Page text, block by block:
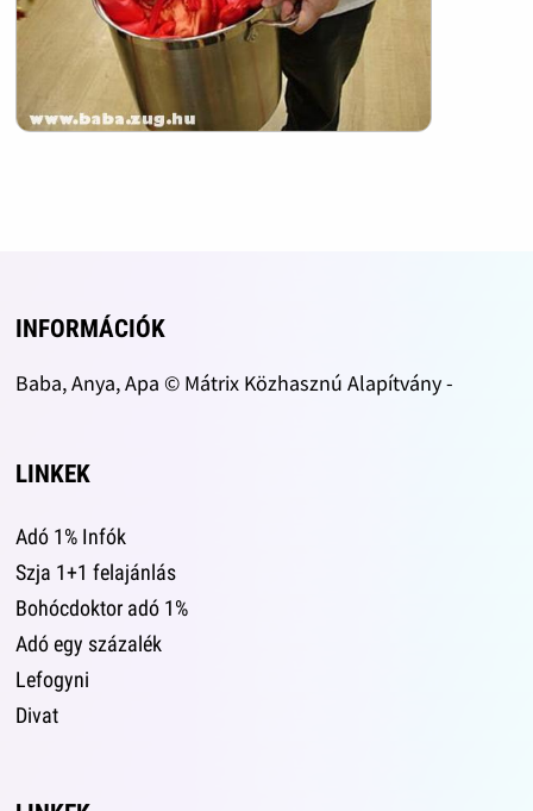
INFORMÁCIÓK
Baba, Anya, Apa © Mátrix Közhasznú Alapítvány -
LINKEK
Adó 1% Infók
Szja 1+1 felajánlás
Bohócdoktor adó 1%
Adó egy százalék
Lefogyni
Divat